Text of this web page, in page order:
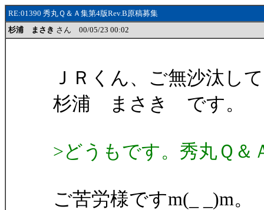
RE:01390 秀丸Ｑ＆Ａ集第4版Rev.B原稿募集
杉浦 まさき さん 00/05/23 00:02
ＪＲくん、ご無沙汰し
杉浦 まさき です。
>どうもです。秀丸Ｑ＆
ご苦労様ですm(_ _)m。